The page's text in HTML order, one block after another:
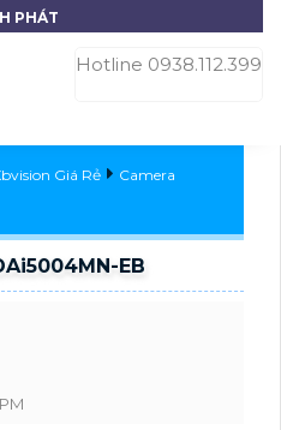
PHÁT
Hotline 0938.112.399
Giá Rẻ
Camera
EB